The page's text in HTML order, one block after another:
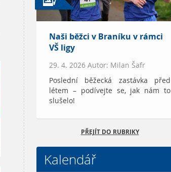
Naši běžci v Braníku v rámci
VŠ ligy
29. 4. 2026 Autor: Milan Šafr
Poslední běžecká zastávka před
létem – podívejte se, jak nám to
slušelo!
PŘEJÍT DO RUBRIKY
Kalendář